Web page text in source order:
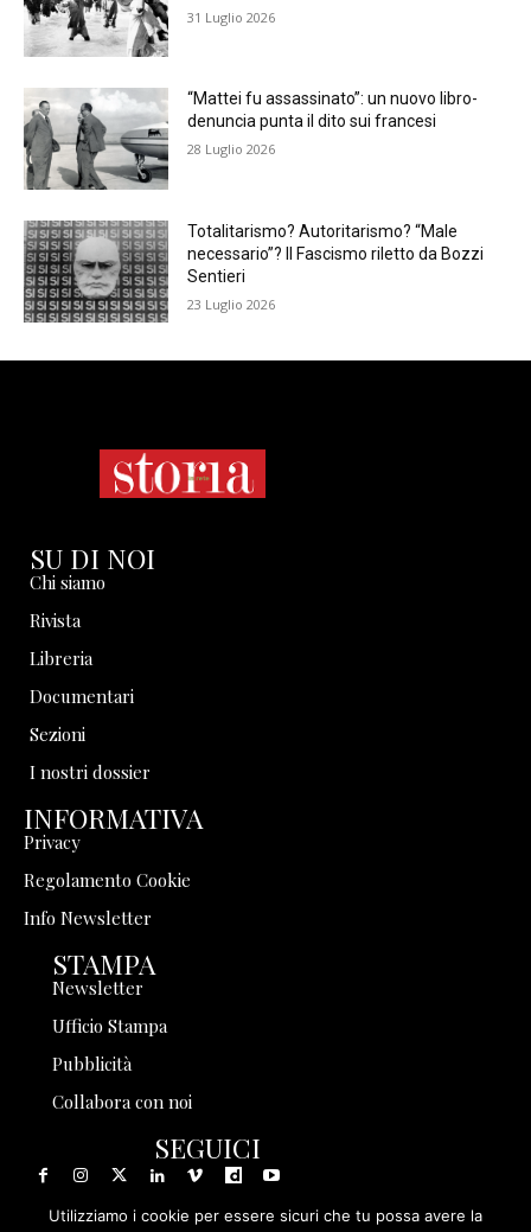
31 Luglio 2026
“Mattei fu assassinato”: un nuovo libro-
denuncia punta il dito sui francesi
28 Luglio 2026
Totalitarismo? Autoritarismo? “Male
necessario”? Il Fascismo riletto da Bozzi
Sentieri
23 Luglio 2026
SU DI NOI
Chi siamo
Rivista
Libreria
Documentari
Sezioni
I nostri dossier
INFORMATIVA
Privacy
Regolamento Cookie
Info Newsletter
STAMPA
Newsletter
Ufficio Stampa
Pubblicità
Collabora con noi
SEGUICI
Utilizziamo i cookie per essere sicuri che tu possa avere la